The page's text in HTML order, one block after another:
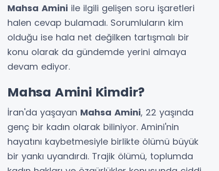
Mahsa Amini ile ilgili gelişen soru işaretleri
halen cevap bulamadı. Sorumluların kim
olduğu ise hala net değilken tartışmalı bir
konu olarak da gündemde yerini almaya
devam ediyor.
Mahsa Amini Kimdir?
İran'da yaşayan Mahsa Amini, 22 yaşında
genç bir kadın olarak biliniyor. Amini'nin
hayatını kaybetmesiyle birlikte ölümü büyük
bir yankı uyandırdı. Trajik ölümü, toplumda